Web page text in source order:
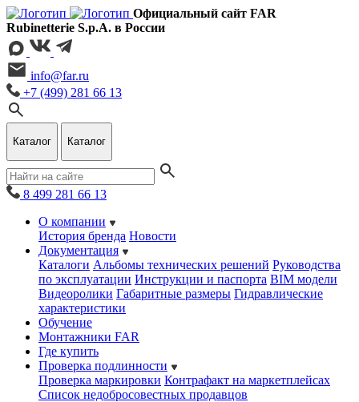
Официальный сайт FAR
Rubinetterie S.p.A. в России
info@far.ru
+7 (499) 281 66 13
Каталог Каталог
8 499 281 66 13
О компании
История бренда Новости
Документация
Каталоги Альбомы технических решений Руководства
по эксплуатации Инструкции и паспорта BIM модели
Видеоролики Габаритные размеры Гидравлические
характеристики
Обучение
Монтажники FAR
Где купить
Проверка подлинности
Проверка маркировки Контрафакт на маркетплейсах
Cписок недобросовестных продавцов